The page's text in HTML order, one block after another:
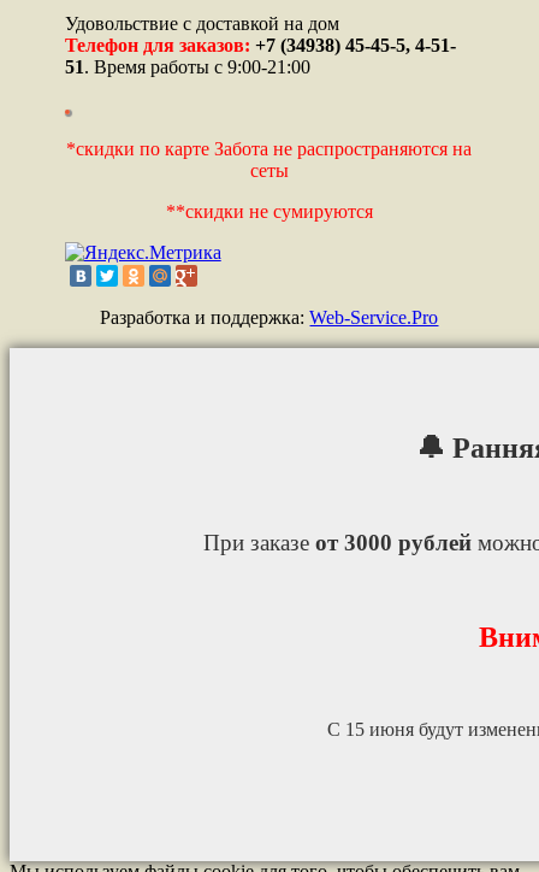
Удовольствие с доставкой на дом
Телефон для заказов: +7 (34938) 45-45-5, 4-51-
51. Время работы с 9:00-21:00
*скидки по карте Забота не распространяются на
сеты
**скидки не сумируются
Разработка и поддержка:Web-Service.Pro
🔔
При заказеот 3000 рублей
С 15 июня будут